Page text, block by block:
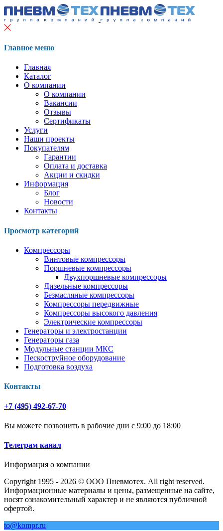
Главное меню
Главная
Каталог
О компании
О компании
Вакансии
Отзывы
Сертификаты
Услуги
Наши проекты
Покупателям
Гарантии
Оплата и доставка
Акции и скидки
Информация
Блог
Новости
Контакты
Просмотр категорий
Компрессоры
Винтовые компрессоры
Поршневые компрессоры
Двухпоршневые компрессоры
Дизельные компрессоры
Безмасляные компрессоры
Компрессоры передвижные
Компрессоры высокого давления
Электрические компрессоры
Генераторы и электростанции
Генераторы газа
Модульные станции МКС
Пескоструйное оборудование
Подготовка воздуха
Контакты
+7 (495) 492-67-70
Вы можете позвонить в рабочие дни с 9:00 до 18:00
Телеграм канал
Информация о компании
Copyright 1995 - 2026 © ООО Пневмотех. All right reserved.
Информационные материалы и цены, размещенные на сайте,
носят ознакомительный характер и не являются публичной
офертой.
to@kompr.ru